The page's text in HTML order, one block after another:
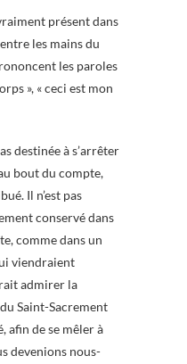
présent dans
les mains du
les paroles
», « ceci est mon
destinée à s’arrêter
bout du compte,
Il n’est pas
conservé dans
comme dans un
viendraient
admirer la
Saint-Sacrement
afin de se mêler à
devenions nous-